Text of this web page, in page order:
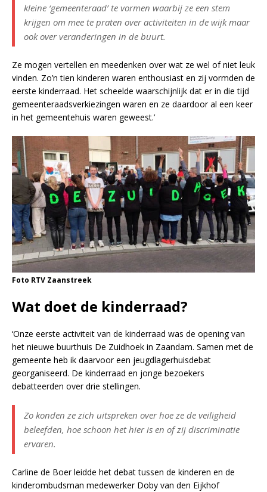
kleine ‘gemeenteraad’ te vormen waarbij ze een stem
krijgen om mee te praten over activiteiten in de wijk maar
ook over veranderingen in de buurt.
Ze mogen vertellen en meedenken over wat ze wel of niet leuk
vinden. Zo’n tien kinderen waren enthousiast en zij vormden de
eerste kinderraad. Het scheelde waarschijnlijk dat er in die tijd
gemeenteraadsverkiezingen waren en ze daardoor al een keer
in het gemeentehuis waren geweest.’
Foto RTV Zaanstreek
Wat doet de kinderraad?
‘Onze eerste activiteit van de kinderraad was de opening van
het nieuwe buurthuis De Zuidhoek in Zaandam. Samen met de
gemeente heb ik daarvoor een jeugdlagerhuisdebat
georganiseerd. De kinderraad en jonge bezoekers
debatteerden over drie stellingen.
Zo konden ze zich uitspreken over hoe ze de veiligheid
beleefden, hoe schoon het hier is en of zij discriminatie
ervaren.
Carline de Boer leidde het debat tussen de kinderen en de
kinderombudsman medewerker Doby van den Eijkhof